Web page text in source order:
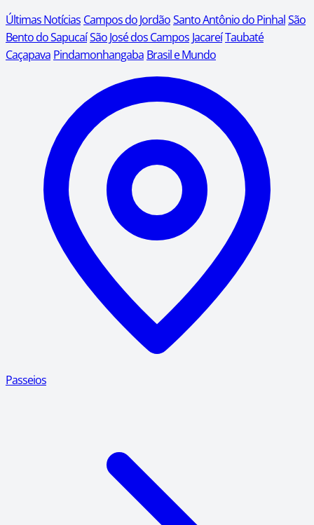
Últimas Notícias Campos do JordãoSanto Antônio do PinhalSão
Bento do SapucaíSão José dos Campos JacareíTaubaté
Caçapava Pindamonhangaba Brasil e Mundo
Passeios